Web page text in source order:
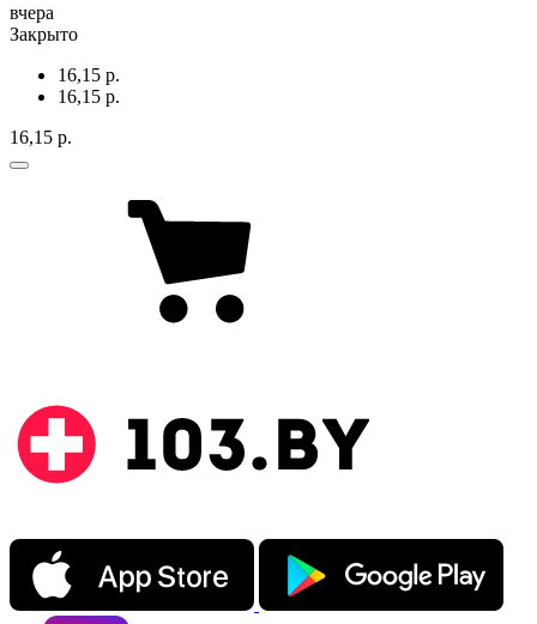
вчера
Закрыто
16,15 р.
16,15 р.
16,15 р.